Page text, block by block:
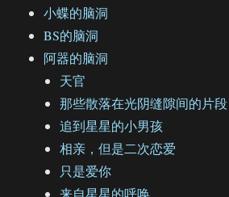
小蝶的脑洞
BS的脑洞
阿器的脑洞
天官
那些散落在光阴缝隙间的片段
追到星星的小男孩
相亲，但是二次恋爱
只是爱你